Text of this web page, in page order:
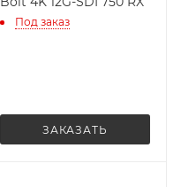
Под заказ
ЗАКАЗАТЬ